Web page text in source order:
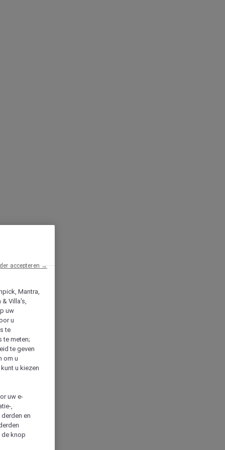
Mantra,
& Villa's,
uw
u
te
te meten;
te geven
om u
u kiezen
uw e-
,
en
de knop
accepteren →